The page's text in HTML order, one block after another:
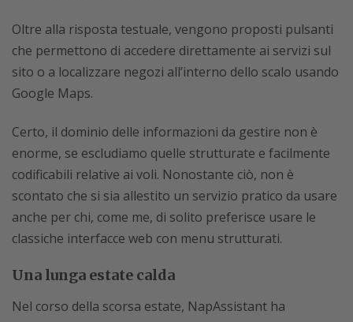
Oltre alla risposta testuale, vengono proposti pulsanti
che permettono di accedere direttamente ai servizi sul
sito o a localizzare negozi all’interno dello scalo usando
Google Maps.
Certo, il dominio delle informazioni da gestire non è
enorme, se escludiamo quelle strutturate e facilmente
codificabili relative ai voli. Nonostante ciò, non è
scontato che si sia allestito un servizio pratico da usare
anche per chi, come me, di solito preferisce usare le
classiche interfacce web con menu strutturati.
Una lunga estate calda
Nel corso della scorsa estate, NapAssistant ha